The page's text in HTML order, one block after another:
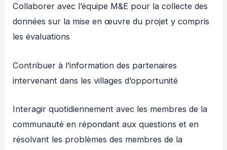
Collaborer avec l’équipe M&E pour la collecte des
données sur la mise en œuvre du projet y compris
les évaluations
Contribuer à l’information des partenaires
intervenant dans les villages d’opportunité
Interagir quotidiennement avec les membres de la
communauté en répondant aux questions et en
résolvant les problèmes des membres de la